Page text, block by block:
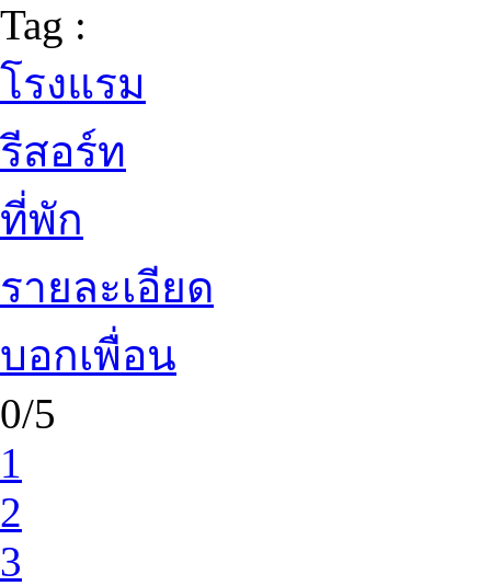
Tag :
โรงแรม
รีสอร์ท
ที่พัก
รายละเอียด
บอกเพื่อน
0/5
1
2
3